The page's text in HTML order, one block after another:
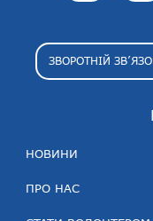
НОВИНИ
ПРО НАС
ЗВОРОТНІЙ